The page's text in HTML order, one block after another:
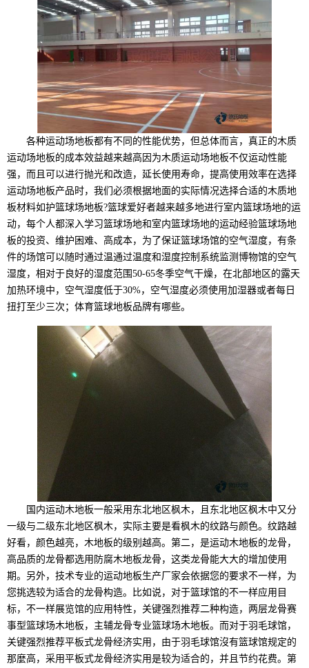
各种运动场地板都有不同的性能优势，但总体而言，真正的木质
运动场地板的成本效益越来越高因为木质运动场地板不仅运动性能
强，而且可以进行抛光和改造，延长使用寿命，提高使用效率在选择
运动场地板产品时，我们必须根据地面的实际情况选择合适的木质地
板材料如护篮球场地板?篮球爱好者越来越多地进行室内篮球场地的运
动，每个人都深入学习篮球场地和室内篮球场地的运动经验篮球场地
板的投资、维护困难、高成本，为了保证篮球场馆的空气湿度，有条
件的场馆可以随时通过温通过温度和湿度控制系统监测博物馆的空气
湿度，相对于良好的湿度范围50-65冬季空气干燥，在北部地区的露天
加热环境中，空气湿度低于30%，空气湿度必须使用加湿器或者每日
扭打至少三次；体育篮球地板品牌有哪些。
国内运动木地板一般采用东北地区枫木，且东北地区枫木中又分
一级与二级东北地区枫木，实际主要是看枫木的纹路与颜色。纹路越
好看，颜色越亮，木地板的级别越高。第二，是运动木地板的龙骨，
高品质的龙骨都选用防腐木地板龙骨，这类龙骨能大大的增加使用
期。另外，技术专业的运动地板生产厂家会依据您的要求不一样，为
您挑选较为适合的龙骨构造。比如说，对于篮球馆的不一样应用目
标，不一样展览馆的应用特性，关键强烈推荐二种构造，两层龙骨赛
事型篮球场木地板，主辅龙骨专业篮球场木地板。而对于羽毛球馆，
关键强烈推荐平板式龙骨经济实用，由于羽毛球馆沒有篮球馆规定的
那麼高，采用平板式龙骨经济实用是较为适合的，并且节约花费。第